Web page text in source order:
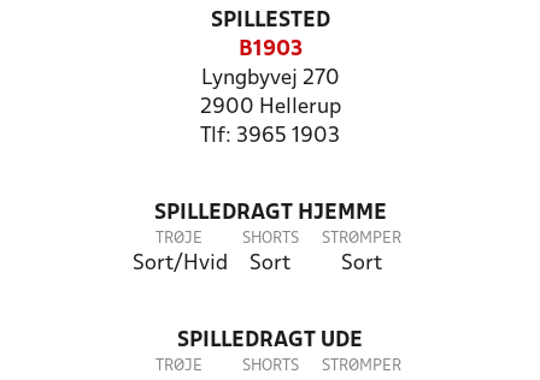
SPILLESTED
B1903
Lyngbyvej 270
2900 Hellerup
Tlf: 3965 1903
SPILLEDRAGT HJEMME
TRØJE
Sort/Hvid
SHORTS
Sort
STRØMPER
Sort
SPILLEDRAGT UDE
TRØJE SHORTS STRØMPER